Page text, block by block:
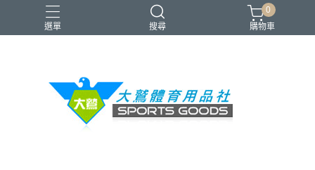
選單 搜尋
VICTOR YONEX 羽球拍 羽球鞋 零碼出清
0
購物車